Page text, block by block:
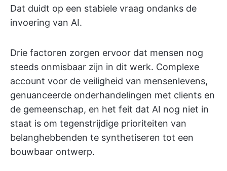
Dat duidt op een stabiele vraag ondanks de
invoering van AI.
Drie factoren zorgen ervoor dat mensen nog
steeds onmisbaar zijn in dit werk. Complexe
account voor de veiligheid van mensenlevens,
genuanceerde onderhandelingen met clients en
de gemeenschap, en het feit dat AI nog niet in
staat is om tegenstrijdige prioriteiten van
belanghebbenden te synthetiseren tot een
bouwbaar ontwerp.